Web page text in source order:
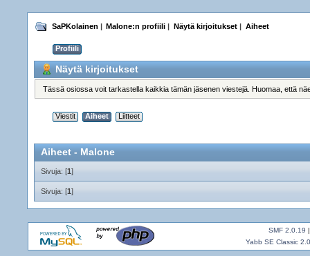
SaPKolainen | Malone:n profiili | Näytä kirjoitukset | Aiheet
Profiili
Näytä kirjoitukset
Tässä osiossa voit tarkastella kaikkia tämän jäsenen viestejä. Huomaa, että
Viestit Aiheet Liitteet
Aiheet - Malone
Sivuja: [1]
Sivuja: [1]
SMF 2.0.19
Yabb SE Classic